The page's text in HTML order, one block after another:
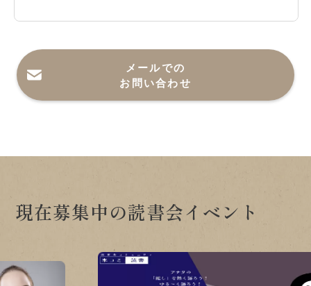
メールでの
お問い合わせ
現在募集中の読書会イベント